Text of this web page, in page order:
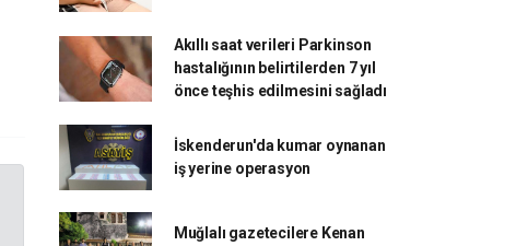
Akıllı saat verileri Parkinson
hastalığının belirtilerden 7 yıl
önce teşhis edilmesini sağladı
İskenderun'da kumar oynanan
iş yerine operasyon
Muğlalı gazetecilere Kenan